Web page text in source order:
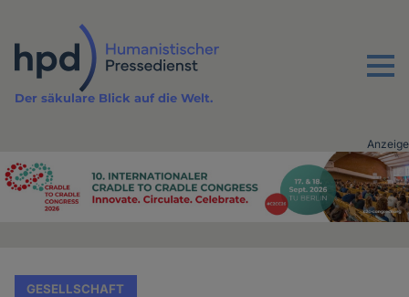
Inhalt
Menu
Der säkulare Blick auf die Welt.
Advertising
Anzeige
GESELLSCHAFT